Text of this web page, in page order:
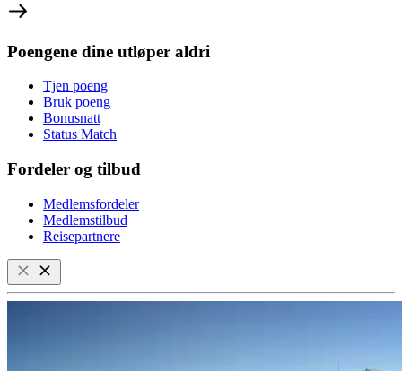
Poengene dine utløper aldri
Tjen poeng
Bruk poeng
Bonusnatt
Status Match
Fordeler og tilbud
Medlemsfordeler
Medlemstilbud
Reisepartnere